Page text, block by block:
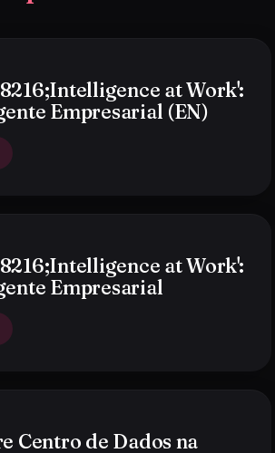
at Work':
Empresarial (EN)
at Work':
Empresarial
Centro de Dados na